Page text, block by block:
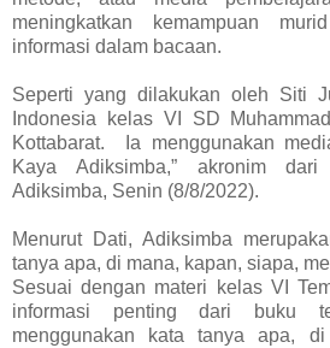
meningkatkan kemampuan
informasi dalam bacaan.
Seperti yang dilakukan oleh Siti
Indonesia kelas VI SD
Kottabarat. Ia menggunakan
Kaya Adiksimba,” akronim
Adiksimba, Senin (8/8/2022).
Menurut Dati, Adiksimba
tanya apa, di mana, kapan, siapa,
Sesuai dengan materi kelas VI
informasi penting dari buku
menggunakan kata tanya apa,